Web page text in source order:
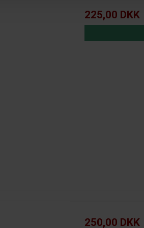
225,00 DKK
250,00 DKK